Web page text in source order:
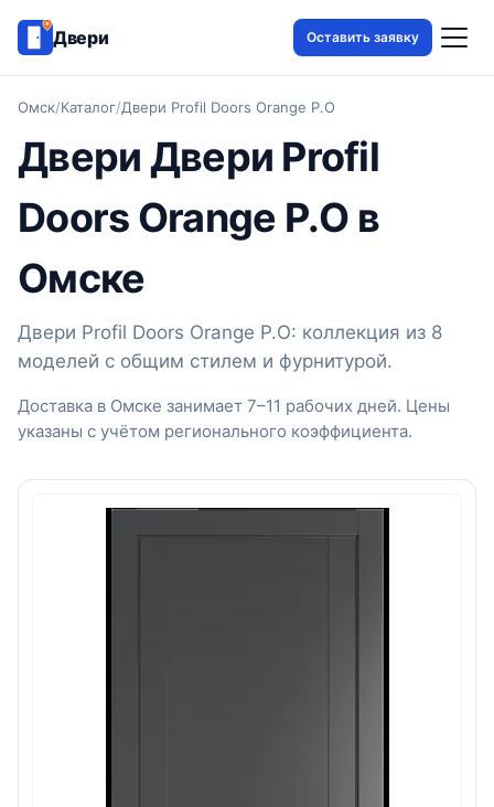
Двери Оставить заявку
Омск/Каталог/Двери Profil Doors Orange P.O
Двери Двери Profil
Doors Orange P.O в
Омске
Двери Profil Doors Orange P.O: коллекция из 8
моделей с общим стилем и фурнитурой.
Доставка в Омске занимает 7–11 рабочих дней. Цены
указаны с учётом регионального коэффициента.